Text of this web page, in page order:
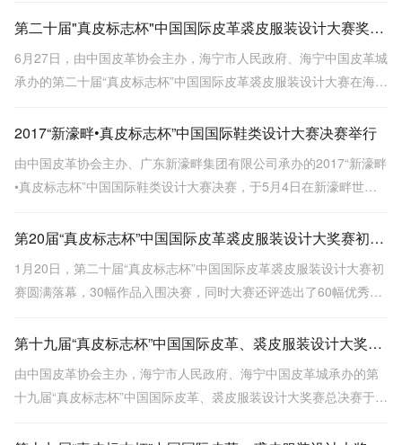
第二十届"真皮标志杯"中国国际皮革裘皮服装设计大赛奖项揭晓
6月27日，由中国皮革协会主办，海宁市人民政府、海宁中国皮革城
承办的第二十届“真皮标志杯”中国国际皮革裘皮服装设计大赛在海宁
2017“新濠畔•真皮标志杯”中国国际鞋类设计大赛决赛举行
由中国皮革协会主办、广东新濠畔集团有限公司承办的2017“新濠畔
•真皮标志杯”中国国际鞋类设计大赛决赛，于5月4日在新濠畔世界
第20届“真皮标志杯”中国国际皮革裘皮服装设计大奖赛初赛入围名单
1月20日，第二十届“真皮标志杯”中国国际皮革裘皮服装设计大赛初
赛圆满落幕，30幅作品入围决赛，同时大赛还评选出了60幅优秀效
第十九届“真皮标志杯”中国国际皮革、裘皮服装设计大奖赛总决赛举行
由中国皮革协会主办，海宁市人民政府、海宁中国皮革城承办的第
十九届“真皮标志杯”中国国际皮革、裘皮服装设计大奖赛总决赛于6